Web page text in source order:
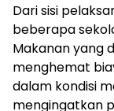
Dari sisi
beberapa
Makanan yang
menghemat
dalam kondisi
mengingatkan